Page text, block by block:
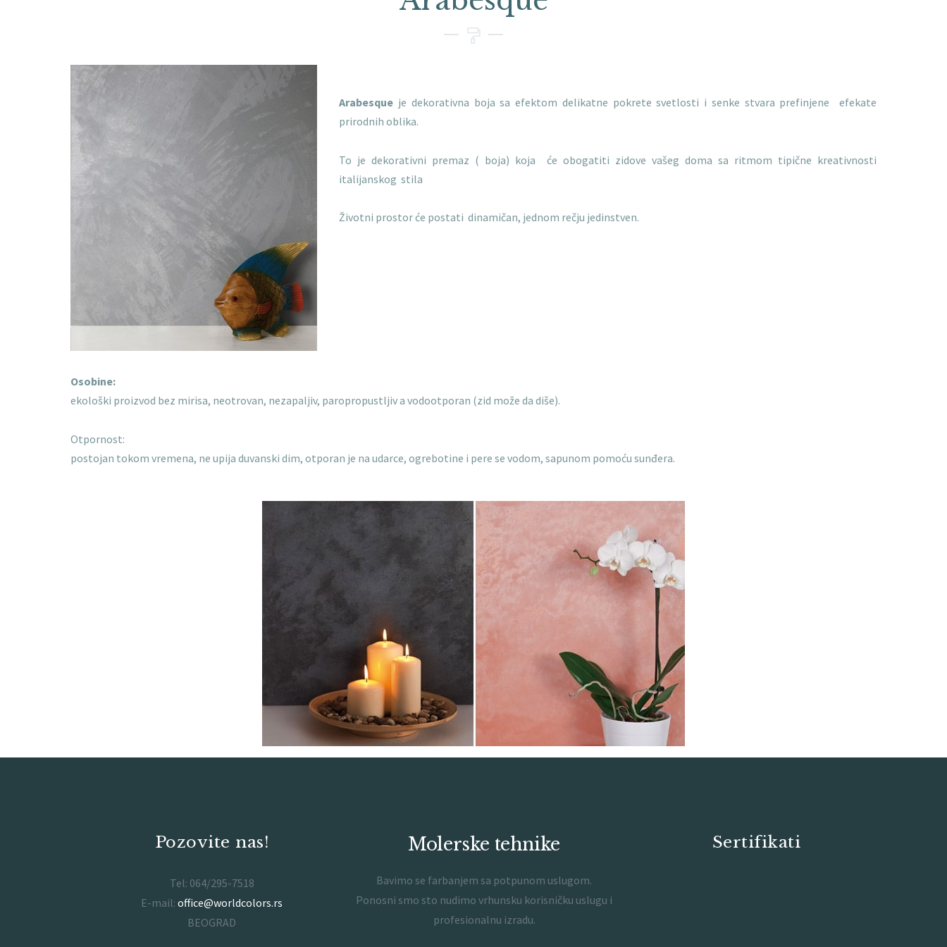
Arabesque je dekorativna boja sa efektom delikatne pokrete svetlosti i senke stvara prefinjene efekate
prirodnih oblika.
To je dekorativni premaz ( boja) koja će obogatiti zidove vašeg doma sa ritmom tipične kreativnosti
italijanskog stila
Životni prostor će postati dinamičan, jednom rečju jedinstven.
Osobine:
ekološki proizvod bez mirisa, neotrovan, nezapaljiv, paropropustljiv a vodootporan (zid može da diše).
Otpornost:
postojan tokom vremena, ne upija duvanski dim, otporan je na udarce, ogrebotine i pere se vodom, sapunom pomoću sunđera.
Pozovite nas!
Tel: 064/295-7518
E-mail:office@worldcolors.rs
BEOGRAD
Molerske tehnike
Bavimo se farbanjem sa potpunom uslugom.
Ponosni smo sto nudimo vrhunsku korisničku uslugu i
profesionalnu izradu.
Sertifikati